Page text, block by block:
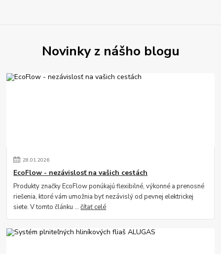
Novinky z nášho blogu
28.01.2026
EcoFlow - nezávislosť na vašich cestách
Produkty značky EcoFlow ponúkajú flexibilné, výkonné a prenosné
riešenia, ktoré vám umožnia byť nezávislý od pevnej elektrickej
siete. V tomto článku ...čítať celé